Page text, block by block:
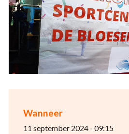
Wanneer
11 september 2024 - 09:15